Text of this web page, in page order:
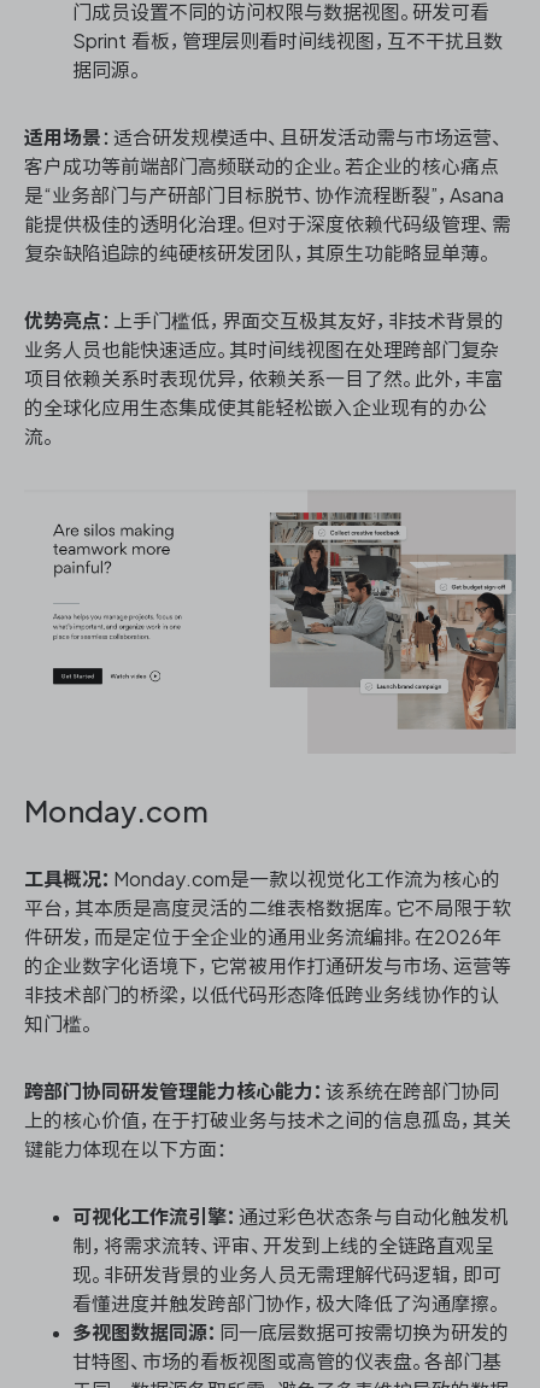
门成员设置不同的访问权限与数据视图。研发可看
Sprint 看板，管理层则看时间线视图，互不干扰且数
据同源。
适用场景 ：适合研发规模适中、且研发活动需与市场运营、
客户成功等前端部门高频联动的企业。若企业的核心痛点
是“业务部门与产研部门目标脱节、协作流程断裂”，Asana
能提供极佳的透明化治理。但对于深度依赖代码级管理、需
复杂缺陷追踪的纯硬核研发团队，其原生功能略显单薄。
优势亮点 ：上手门槛低，界面交互极其友好，非技术背景的
业务人员也能快速适应。其时间线视图在处理跨部门复杂
项目依赖关系时表现优异，依赖关系一目了然。此外，丰富
的全球化应用生态集成使其能轻松嵌入企业现有的办公
流。
Monday.com
工具概况： Monday.com是一款以视觉化工作流为核心的
平台，其本质是高度灵活的二维表格数据库。它不局限于软
件研发，而是定位于全企业的通用业务流编排。在2026年
的企业数字化语境下，它常被用作打通研发与市场、运营等
非技术部门的桥梁，以低代码形态降低跨业务线协作的认
知门槛。
跨部门协同研发管理能力核心能力： 该系统在跨部门协同
上的核心价值，在于打破业务与技术之间的信息孤岛，其关
键能力体现在以下方面：
可视化工作流引擎： 通过彩色状态条与自动化触发机
制，将需求流转、评审、开发到上线的全链路直观呈
现。非研发背景的业务人员无需理解代码逻辑，即可
看懂进度并触发跨部门协作，极大降低了沟通摩擦。
多视图数据同源： 同一底层数据可按需切换为研发的
甘特图、市场的看板视图或高管的仪表盘。各部门基